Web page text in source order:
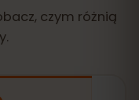
czym różnią